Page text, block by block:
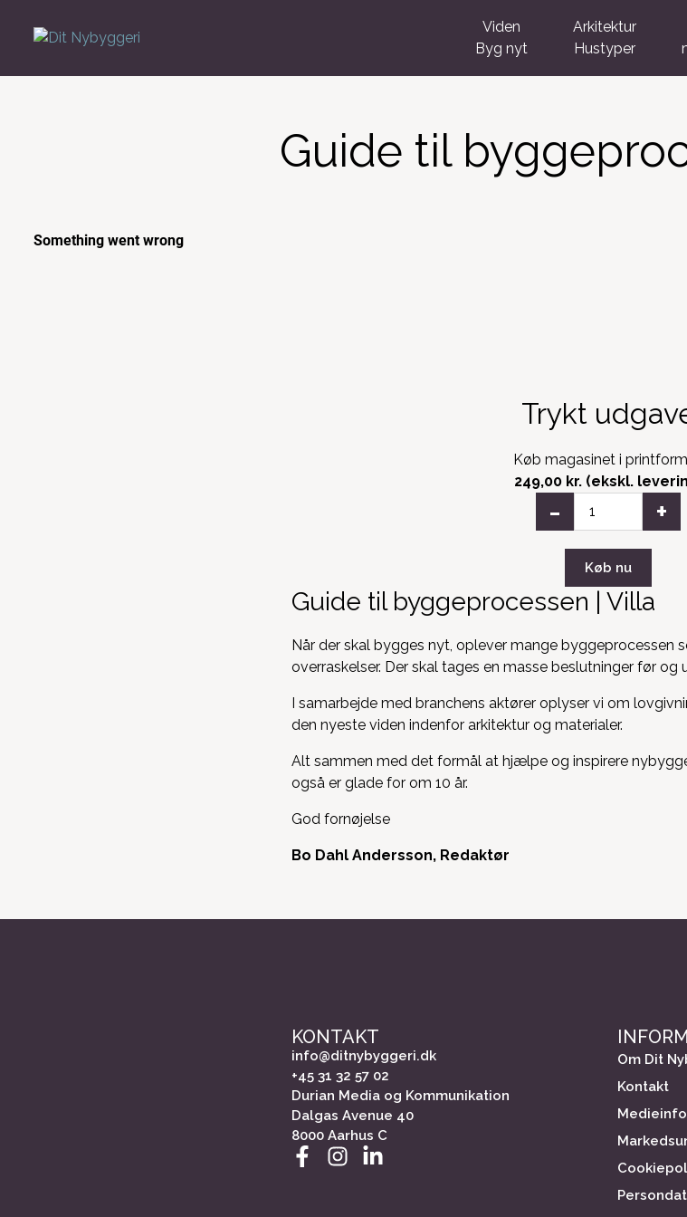
Viden
Byg nyt
Arkitektur
Hustyper
Guide til
Trykt
Køb magasinet i
249,00 kr. (ekskl.
- +
Guide til byggeprocessen | Villa
Når der skal bygges nyt, oplever mange
overraskelser. Der skal tages en masse beslutninger før og
I samarbejde med branchens aktører oplyser vi om
den nyeste viden indenfor arkitektur og materialer.
Alt sammen med det formål at hjælpe og inspirere
også er glade for om 10 år.
God fornøjelse
Bo Dahl Andersson, Redaktør
KONTAKT
info@ditnybyggeri.dk
+45 31 32 57 02
Durian Media og Kommunikation
Dalgas Avenue 40
8000 Aarhus C
Om Dit
Kontakt